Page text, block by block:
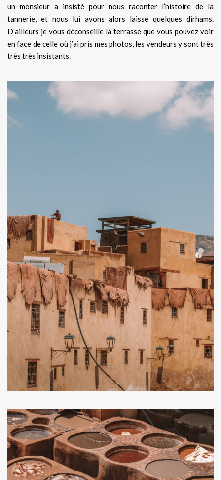
un monsieur a insisté pour nous raconter l’histoire de la
tannerie, et nous lui avons alors laissé quelques dirhams.
D’ailleurs je vous déconseille la terrasse que vous pouvez voir
en face de celle où j’ai pris mes photos, les vendeurs y sont très
très très insistants.